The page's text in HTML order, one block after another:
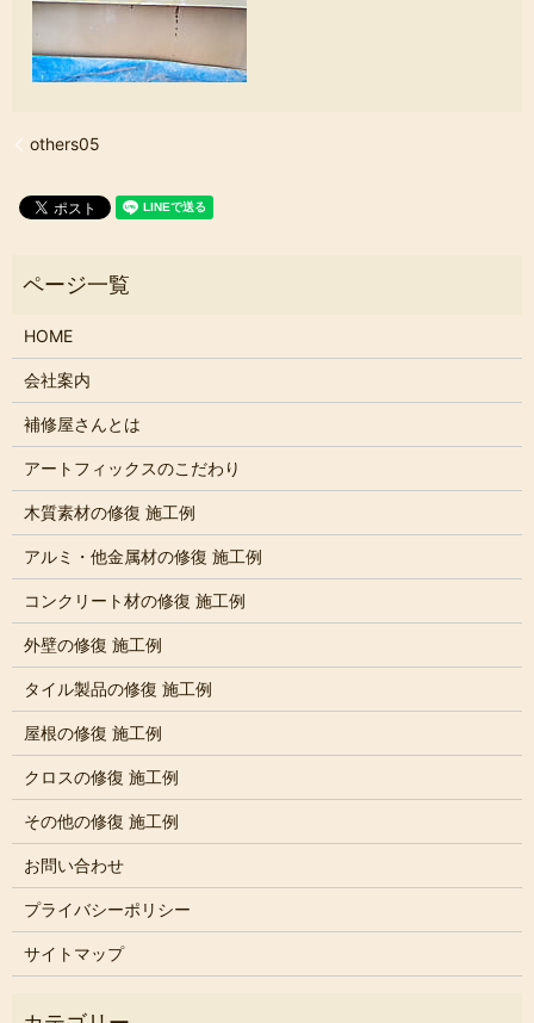
others05
HOME
会社案内
補修屋さんとは
アートフィックスのこだわり
木質素材の修復 施工例
アルミ・他金属材の修復 施工例
コンクリート材の修復 施工例
外壁の修復 施工例
タイル製品の修復 施工例
屋根の修復 施工例
クロスの修復 施工例
その他の修復 施工例
お問い合わせ
プライバシーポリシー
サイトマップ